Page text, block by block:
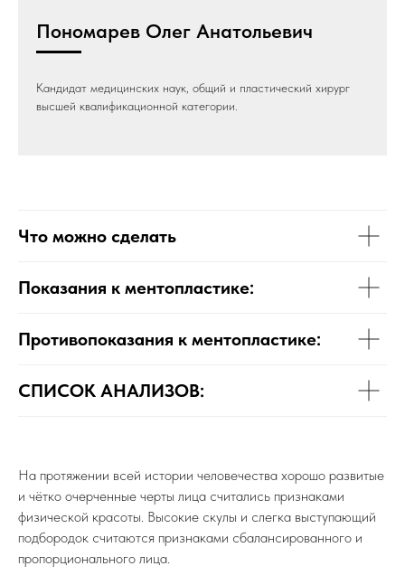
Пономарев Олег Анатольевич
Кандидат медицинских наук, общий и пластический хирург
высшей квалификационной категории.
Что можно сделать
Показания к ментопластике:
Противопоказания к ментопластике:
СПИСОК АНАЛИЗОВ:
На протяжении всей истории человечества хорошо развитые
и чётко очерченные черты лица считались признаками
физической красоты. Высокие скулы и слегка выступающий
подбородок считаются признаками сбалансированного и
пропорционального лица.